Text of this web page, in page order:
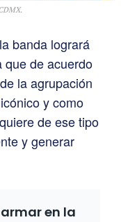
banda logrará
que de acuerdo
la agrupación
y como
de ese tipo
y generar
en la